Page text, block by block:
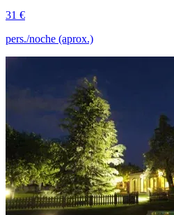
31 €
pers./noche (aprox.)